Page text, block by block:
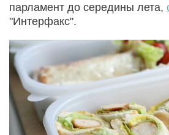
парламент до середины лета,
"Интерфакс".